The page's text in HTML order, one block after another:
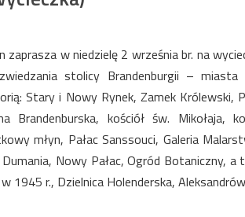
w niedzielę 2 września br. na
stolicy Brandenburgii – miasta
Stary i Nowy Rynek, Zamek Królewski,
Brandenburska, kościół św. Mikołaja,
młyn, Pałac Sanssouci, Galeria
Nowy Pałac, Ogród Botaniczny,
1945 r., Dzielnica Holenderska,